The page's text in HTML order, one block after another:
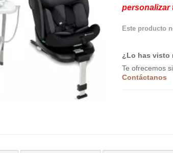
personalizar
Este producto
¿Lo has visto
Te ofrecemos
Contáctanos